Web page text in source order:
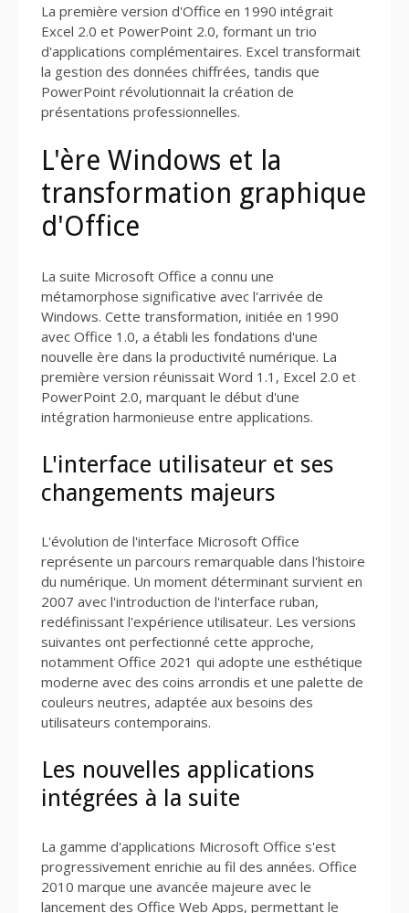
La première version d'Office en 1990 intégrait
Excel 2.0 et PowerPoint 2.0, formant un trio
d'applications complémentaires. Excel transformait
la gestion des données chiffrées, tandis que
PowerPoint révolutionnait la création de
présentations professionnelles.
L'ère Windows et la
transformation graphique
d'Office
La suite Microsoft Office a connu une
métamorphose significative avec l'arrivée de
Windows. Cette transformation, initiée en 1990
avec Office 1.0, a établi les fondations d'une
nouvelle ère dans la productivité numérique. La
première version réunissait Word 1.1, Excel 2.0 et
PowerPoint 2.0, marquant le début d'une
intégration harmonieuse entre applications.
L'interface utilisateur et ses
changements majeurs
L'évolution de l'interface Microsoft Office
représente un parcours remarquable dans l'histoire
du numérique. Un moment déterminant survient en
2007 avec l'introduction de l'interface ruban,
redéfinissant l'expérience utilisateur. Les versions
suivantes ont perfectionné cette approche,
notamment Office 2021 qui adopte une esthétique
moderne avec des coins arrondis et une palette de
couleurs neutres, adaptée aux besoins des
utilisateurs contemporains.
Les nouvelles applications
intégrées à la suite
La gamme d'applications Microsoft Office s'est
progressivement enrichie au fil des années. Office
2010 marque une avancée majeure avec le
lancement des Office Web Apps, permettant le